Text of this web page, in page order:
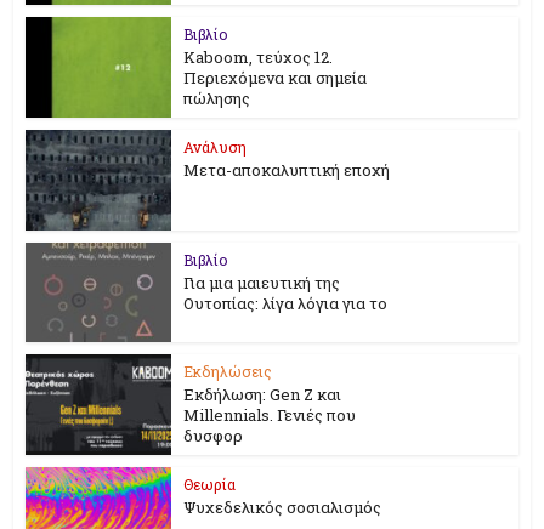
Βιβλίο
Kaboom, τεύχος 12.
Περιεχόμενα και σημεία
πώλησης
Ανάλυση
Μετα-αποκαλυπτική εποχή
Βιβλίο
Για μια μαιευτική της
Ουτοπίας: λίγα λόγια για το
Εκδηλώσεις
Εκδήλωση: Gen Z και
Millennials. Γενιές που
δυσφορ
Θεωρία
Ψυχεδελικός σοσιαλισμός